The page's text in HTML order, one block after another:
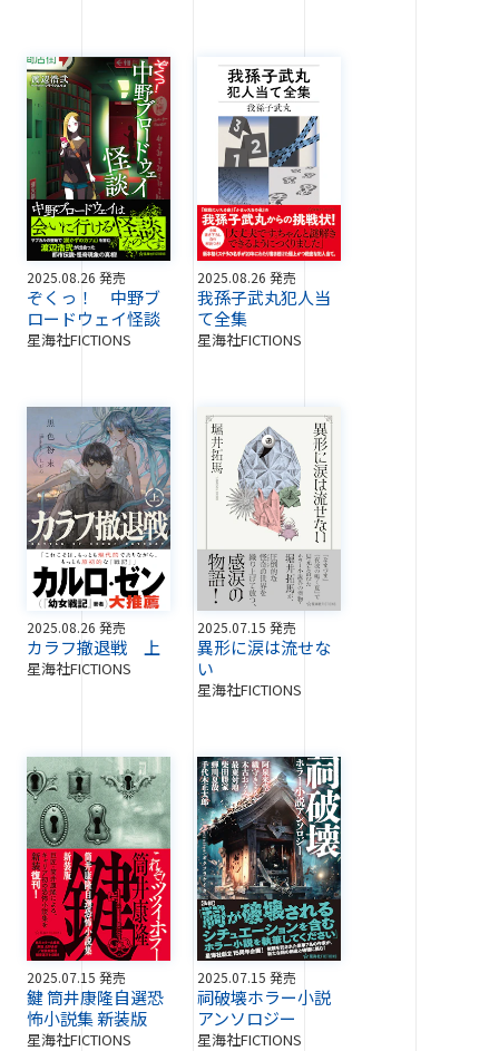
2025.08.26 発売
ぞくっ！ 中野ブ
ロードウェイ怪談
星海社FICTIONS
2025.08.26 発売
我孫子武丸犯人当
て全集
星海社FICTIONS
2025.08.26 発売
カラフ撤退戦 上
星海社FICTIONS
2025.07.15 発売
異形に涙は流せな
い
星海社FICTIONS
2025.07.15 発売
鍵 筒井康隆自選恐
怖小説集 新装版
星海社FICTIONS
2025.07.15 発売
祠破壊ホラー小説
アンソロジー
星海社FICTIONS